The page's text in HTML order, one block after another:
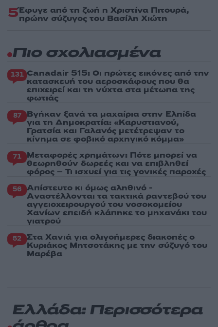
5Έφυγε από τη ζωή η Χριστίνα Πιτουρά,
πρώην σύζυγος του Βασίλη Χιώτη
Πιο σχολιασμένα
131 Canadair 515: Οι πρώτες εικόνες από την
κατασκευή του αεροσκάφους που θα
επιχειρεί και τη νύχτα στα μέτωπα της
φωτιάς
87 Βγήκαν ξανά τα μαχαίρια στην Ελπίδα
για τη Δημοκρατία: «Καρυστιανού,
Γρατσία και Γαλανός μετέτρεψαν το
κίνημα σε φοβικό αρχηγικό κόμμα»
71 Μεταφορές χρημάτων: Πότε μπορεί να
θεωρηθούν δωρεές και να επιβληθεί
φόρος – Τι ισχυεί για τις γονικές παροχές
56 Απίστευτο κι όμως αληθινό -
Aναστέλλονται τα τακτικά ραντεβού του
αγγειοχειρουργού του νοσοκομείου
Χανίων επειδή κλάπηκε το μηχανάκι του
γιατρού
52 Στα Χανιά για ολιγοήμερες διακοπές ο
Κυριάκος Μητσοτάκης με την σύζυγό του
Μαρέβα
Ελλάδα: Περισσότερα